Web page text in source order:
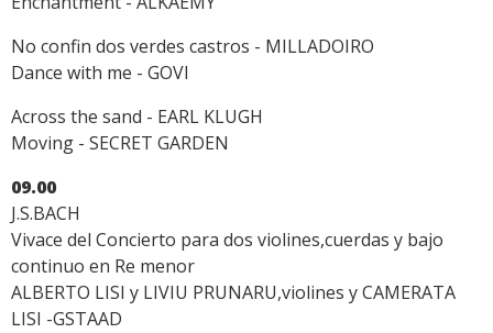
No confin dos verdes castros - MILLADOIRO
Dance with me - GOVI
Across the sand - EARL KLUGH
Moving - SECRET GARDEN
09.00
J.S.BACH
Vivace del Concierto para dos violines,cuerdas y bajo
continuo en Re menor
ALBERTO LISI y LIVIU PRUNARU,violines y CAMERATA
LISI -GSTAAD